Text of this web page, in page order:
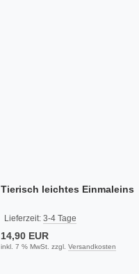
Tierisch leichtes Einmaleins
Lieferzeit:3-4 Tage
14,90 EUR
inkl. 7 % MwSt. zzgl.Versandkosten